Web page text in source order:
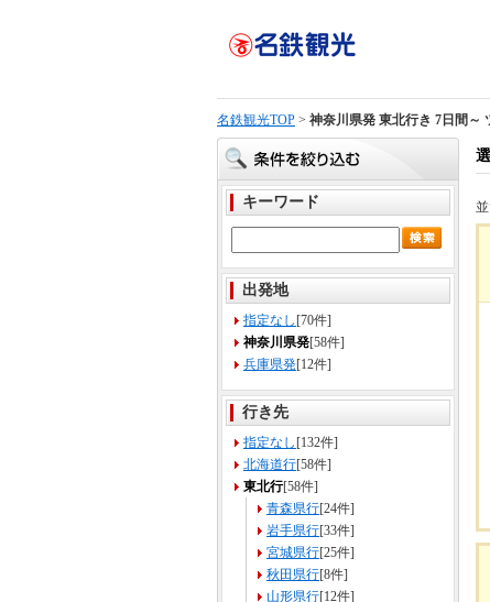
名鉄観光TOP > 神奈川県発 東北行き 7日間～
キーワード
出発地
指定なし [70件]
神奈川県発[58件]
兵庫県発[12件]
行き先
指定なし [132件]
北海道行[58件]
東北行[58件]
青森県行[24件]
岩手県行[33件]
宮城県行[25件]
秋田県行[8件]
山形県行[12件]